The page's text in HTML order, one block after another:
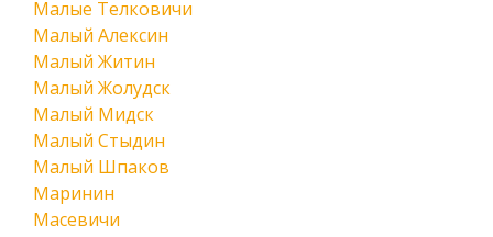
Малые Телковичи
Малый Алексин
Малый Житин
Малый Жолудск
Малый Мидск
Малый Стыдин
Малый Шпаков
Маринин
Масевичи